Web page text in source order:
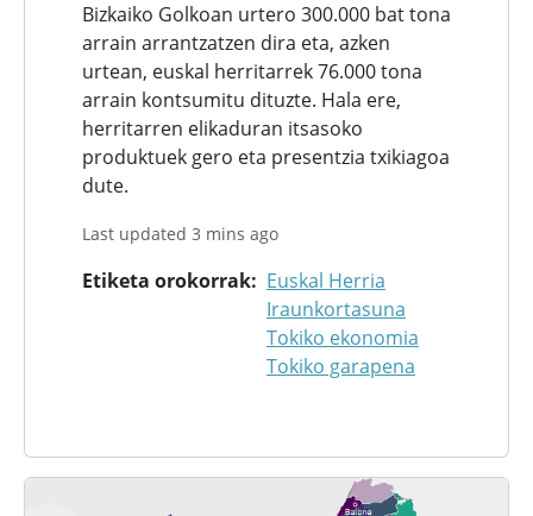
Bizkaiko Golkoan urtero 300.000 bat tona
arrain arrantzatzen dira eta, azken
urtean, euskal herritarrek 76.000 tona
arrain kontsumitu dituzte. Hala ere,
herritarren elikaduran itsasoko
produktuek gero eta presentzia txikiagoa
dute.
Last updated 3 mins ago
Etiketa orokorrak
Euskal Herria
Iraunkortasuna
Tokiko ekonomia
Tokiko garapena